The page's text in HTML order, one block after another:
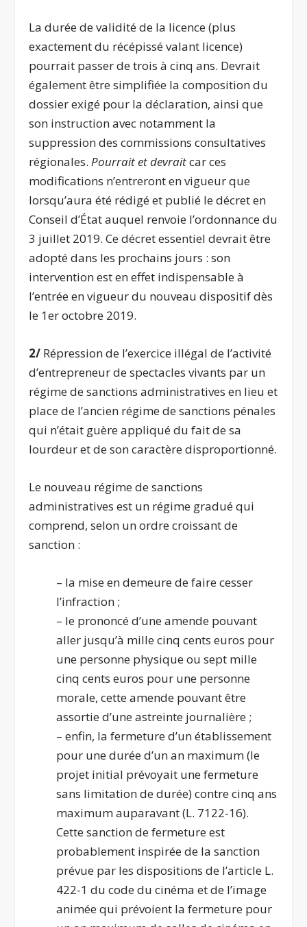
La durée de validité de la licence (plus
exactement du récépissé valant licence)
pourrait passer de trois à cinq ans. Devrait
également être simplifiée la composition du
dossier exigé pour la déclaration, ainsi que
son instruction avec notamment la
suppression des commissions consultatives
régionales.Pourrait et devraitcar ces
modifications n’entreront en vigueur que
lorsqu’aura été rédigé et publié le décret en
Conseil d’État auquel renvoie l’ordonnance du
3 juillet 2019. Ce décret essentiel devrait être
adopté dans les prochains jours : son
intervention est en effet indispensable à
l’entrée en vigueur du nouveau dispositif dès
le 1eroctobre 2019.
2/ Répression de l’exercice illégal de l’activité
d’entrepreneur de spectacles vivants par un
régime de sanctions administratives en lieu et
place de l’ancien régime de sanctions pénales
qui n’était guère appliqué du fait de sa
lourdeur et de son caractère disproportionné.
Le nouveau régime de sanctions
administratives est un régime gradué qui
comprend, selon un ordre croissant de
sanction :
– la mise en demeure de faire cesser
l’infraction ;
– le prononcé d’une amende pouvant
aller jusqu’à mille cinq cents euros pour
une personne physique ou sept mille
cinq cents euros pour une personne
morale, cette amende pouvant être
assortie d’une astreinte journalière ;
– enfin, la fermeture d’un établissement
pour une durée d’un an maximum (le
projet initial prévoyait une fermeture
sans limitation de durée) contre cinq ans
maximum auparavant (L. 7122-16).
Cette sanction de fermeture est
probablement inspirée de la sanction
prévue par les dispositions de l’article L.
422-1 du code du cinéma et de l’image
animée qui prévoient la fermeture pour